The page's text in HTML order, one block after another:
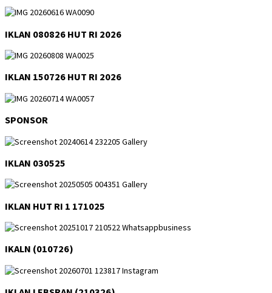
IKLAN 080826 HUT RI 2026
IKLAN 150726 HUT RI 2026
SPONSOR
IKLAN 030525
IKLAN HUT RI 1 171025
IKALN (010726)